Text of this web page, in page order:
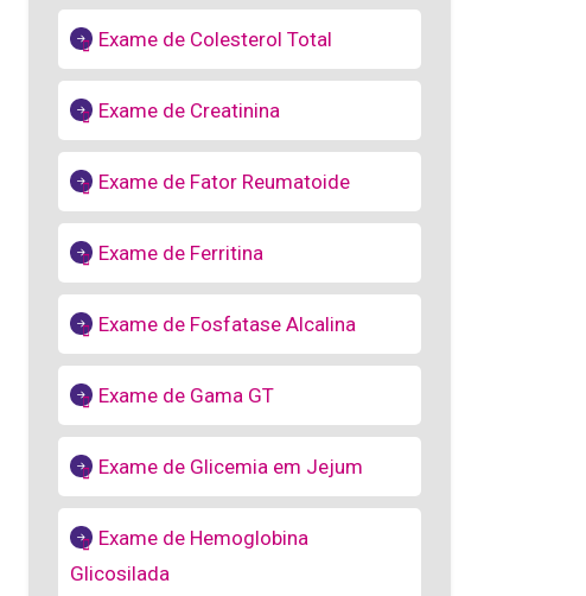
Exame de Colesterol Total
Exame de Creatinina
Exame de Fator Reumatoide
Exame de Ferritina
Exame de Fosfatase Alcalina
Exame de Gama GT
Exame de Glicemia em Jejum
Exame de Hemoglobina
Glicosilada